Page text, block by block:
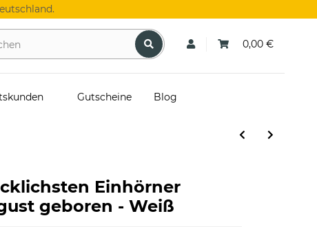
0,00 €
Gutscheine Blog
Einhörner
geboren - Weiß